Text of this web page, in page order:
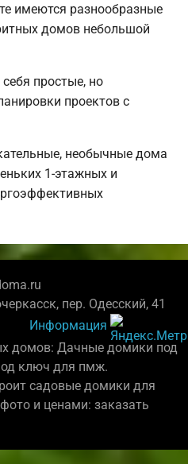
имеются разнообразные
домов небольшой
простые, но
проектов с
необычные дома
1-этажных и
пер. Одесский, 41
Информация
домов: Дачные домики под
ключ для пмж.
садовые домики для
и ценами: заказать